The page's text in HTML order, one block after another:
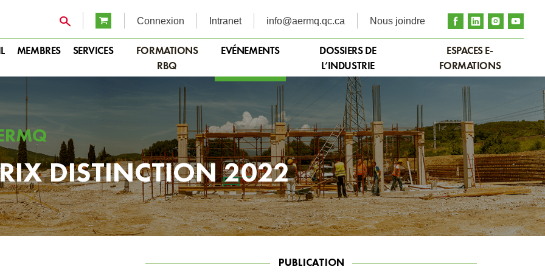
Connexion Intranet info@aermq.qc.ca Nous joindre
MEMBRES SERVICES
FORMATIONS
RBQ
EVÉNEMENTS
DOSSIERS DE
L’INDUSTRIE
ESPACES E-
FORMATIONS
DISTINCTION 2022
PUBLICATION